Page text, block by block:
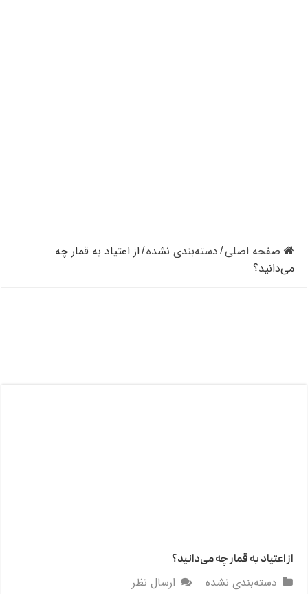
صفحه اصلی/ دسته‌بندی نشده/ از اعتیاد به قمار چه
می‌دانید؟
از اعتیاد به قمار چه می‌دانید؟
دسته‌بندی نشده
ارسال نظر